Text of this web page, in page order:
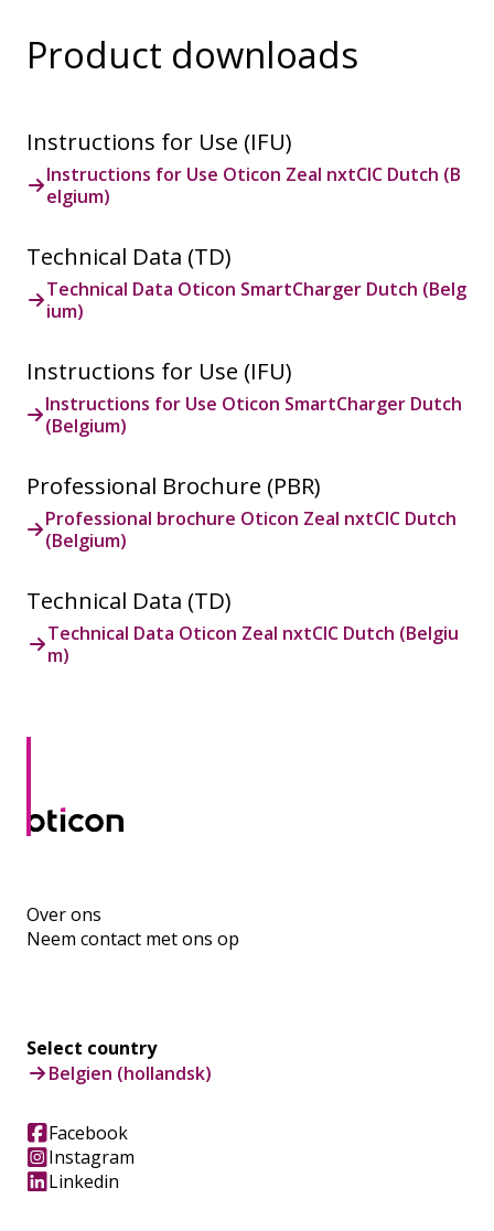
Product downloads
Instructions for Use (IFU)
Instructions for Use Oticon Zeal nxtCIC Dutch (B
elgium)
Technical Data (TD)
Technical Data Oticon SmartCharger Dutch (Belg
ium)
Instructions for Use (IFU)
Instructions for Use Oticon SmartCharger Dutch
(Belgium)
Professional Brochure (PBR)
Professional brochure Oticon Zeal nxtCIC Dutch
(Belgium)
Technical Data (TD)
Technical Data Oticon Zeal nxtCIC Dutch (Belgiu
m)
Over ons
Neem contact met ons op
Select country
Belgien (hollandsk)
Facebook
Instagram
Linkedin